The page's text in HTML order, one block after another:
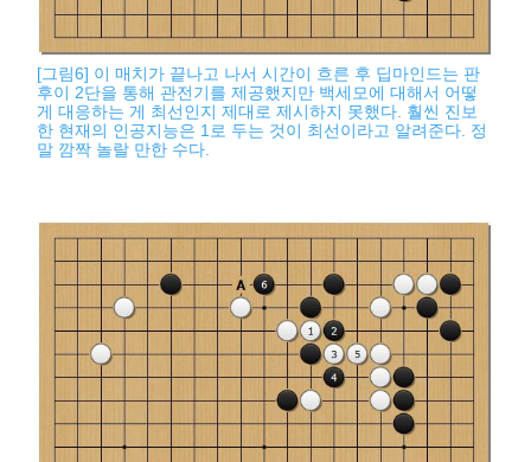
[그림6] 이 매치가 끝나고 나서 시간이 흐른 후 딥마인드는 판
후이 2단을 통해 관전기를 제공했지만 백세모에 대해서 어떻
게 대응하는 게 최선인지 제대로 제시하지 못했다. 훨씬 진보
한 현재의 인공지능은 1로 두는 것이 최선이라고 알려준다. 정
말 깜짝 놀랄 만한 수다.